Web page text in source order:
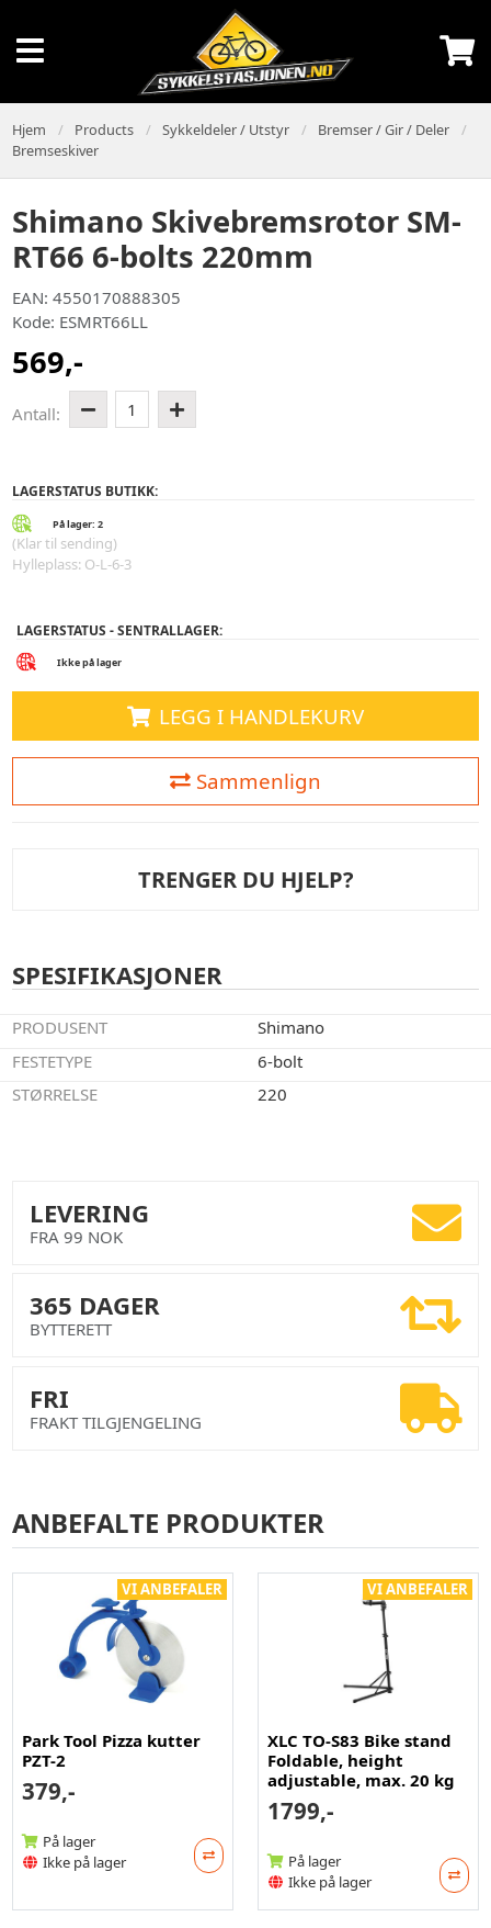
Hjem Products Sykkeldeler / Utstyr
Bremser / Gir / Deler
Bremseskiver
Shimano Skivebremsrotor SM-
RT66 6-bolts 220mm
EAN: 4550170888305
Kode: ESMRT66LL
569,-
Antall: 1
LAGERSTATUS BUTIKK:
På lager: 2
(Klar til sending)
Hylleplass: O-L-6-3
LAGERSTATUS - SENTRALLAGER:
Ikke på lager
LEGG I HANDLEKURV
Sammenlign
TRENGER DU HJELP?
SPESIFIKASJONER
PRODUSENT
Shimano
FESTETYPE
6-bolt
STØRRELSE
220
LEVERING
FRA 99 NOK
365 DAGER
BYTTERETT
FRI
FRAKT TILGJENGELING
ANBEFALTE PRODUKTER
VI ANBEFALER
Park Tool Pizza kutter
PZT-2
379,-
På lager
Ikke på lager
VI ANBEFALER
XLC TO-S83 Bike stand
Foldable, height
adjustable, max. 20 kg
1799,-
På lager
Ikke på lager